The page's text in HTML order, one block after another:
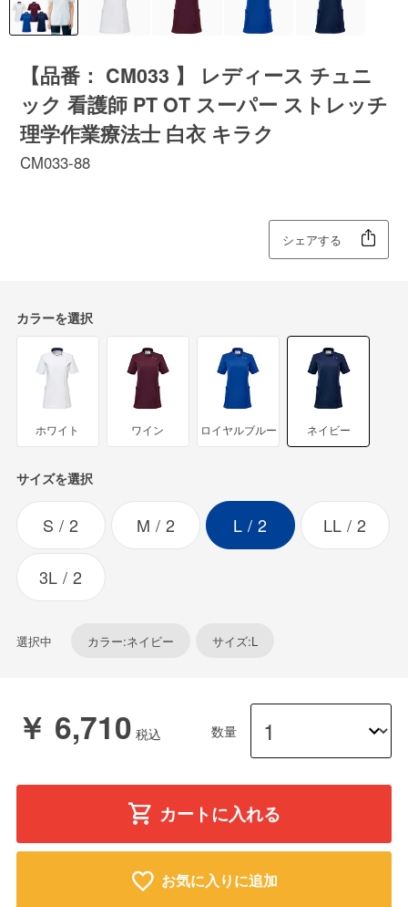
【品番： CM033 】 レディース チュニ
ック 看護師 PT OT スーパー ストレッチ
理学作業療法士 白衣 キラク
CM033-88
シェアする
カラーを選択
ホワイト ワイン ロイヤルブルー ネイビー
サイズを選択
S 2 M 2 L 2 LL 2
3L 2
選択中 カラー:ネイビー サイズ:L
￥ 6,710 数量
カートに入れる
お気に入りに追加